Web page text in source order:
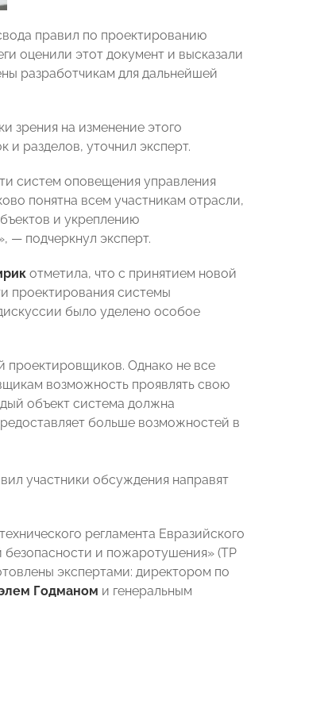
правил по проектированию
оценили этот документ и высказали
разработчикам для дальнейшей
зрения на изменение этого
разделов, уточнил эксперт.
систем оповещения управления
понятна всем участникам отрасли,
и укреплению
— подчеркнул эксперт.
отметила, что с принятием новой
проектирования системы
было уделено особое
проектировщиков. Однако не все
возможность проявлять свою
объект система должна
больше возможностей в
участники обсуждения направят
регламента Евразийского
безопасности и пожаротушения» (ТР
экспертами: директором по
Годманом и генеральным